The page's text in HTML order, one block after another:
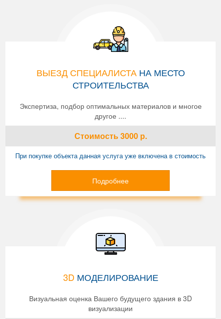
ВЫЕЗД СПЕЦИАЛИСТАНА МЕСТО
СТРОИТЕЛЬСТВА
Экспертиза, подбор оптимальных материалов и многое
другое ....
Стоимость3000р.
При покупке объекта данная услуга уже включена в стоимость
Подробнее
3D МОДЕЛИРОВАНИЕ
Визуальная оценка Вашего будущего здания в 3D
визуализации